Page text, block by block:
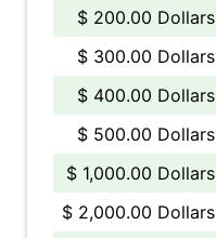
$ 200.00 Dollars
$ 300.00 Dollars
$ 400.00 Dollars
$ 500.00 Dollars
$ 1,000.00 Dollars
$ 2,000.00 Dollars